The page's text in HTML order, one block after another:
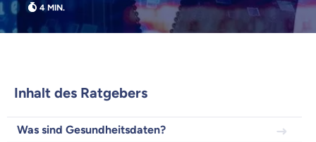
Inhalt des Ratgebers
Was sind Gesundheitsdaten?